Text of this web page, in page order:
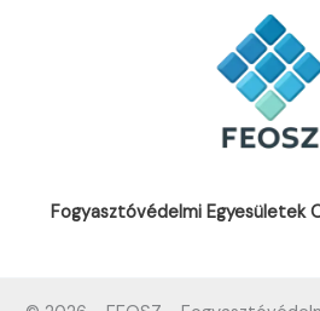
Fogyasztóvédelmi Egyesületek